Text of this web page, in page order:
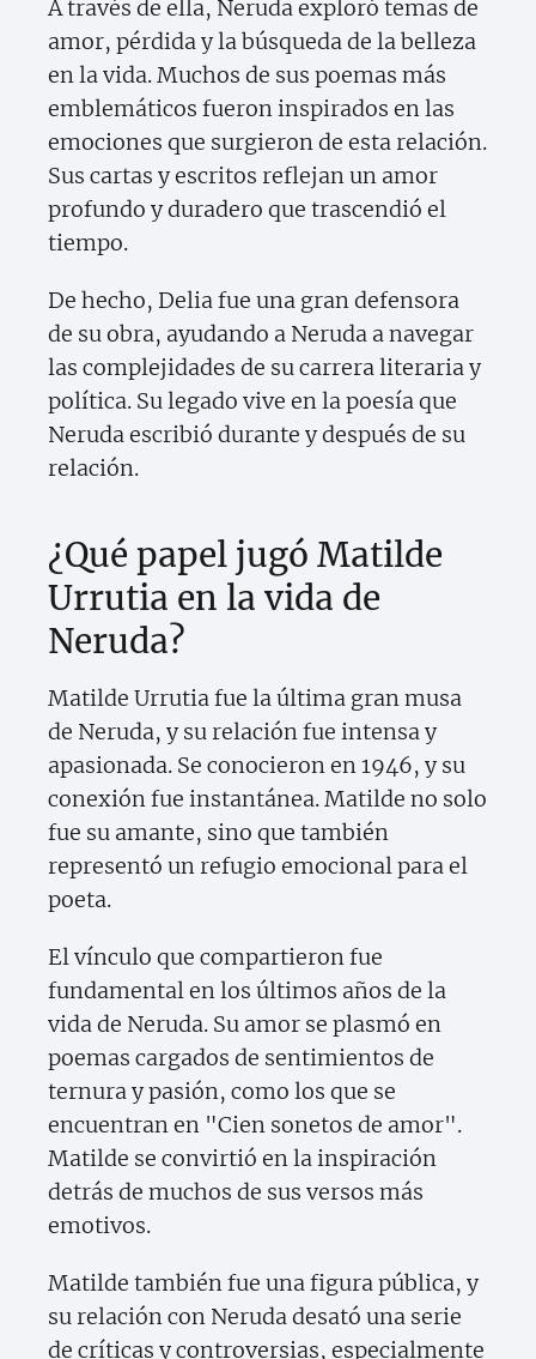
A través de ella, Neruda exploró temas de
amor, pérdida y la búsqueda de la belleza
en la vida. Muchos de sus poemas más
emblemáticos fueron inspirados en las
emociones que surgieron de esta relación.
Sus cartas y escritos reflejan un amor
profundo y duradero que trascendió el
tiempo.
De hecho, Delia fue una gran defensora
de su obra, ayudando a Neruda a navegar
las complejidades de su carrera literaria y
política. Su legado vive en la poesía que
Neruda escribió durante y después de su
relación.
¿Qué papel jugó Matilde
Urrutia en la vida de
Neruda?
Matilde Urrutia fue la última gran musa
de Neruda, y su relación fue intensa y
apasionada. Se conocieron en 1946, y su
conexión fue instantánea. Matilde no solo
fue su amante, sino que también
representó un refugio emocional para el
poeta.
El vínculo que compartieron fue
fundamental en los últimos años de la
vida de Neruda. Su amor se plasmó en
poemas cargados de sentimientos de
ternura y pasión, como los que se
encuentran en "Cien sonetos de amor".
Matilde se convirtió en la inspiración
detrás de muchos de sus versos más
emotivos.
Matilde también fue una figura pública, y
su relación con Neruda desató una serie
de críticas y controversias, especialmente